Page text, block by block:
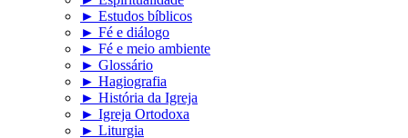
► Estudos bíblicos
► Fé e diálogo
► Fé e meio ambiente
► Glossário
► Hagiografia
► História da Igreja
► Igreja Ortodoxa
► Liturgia